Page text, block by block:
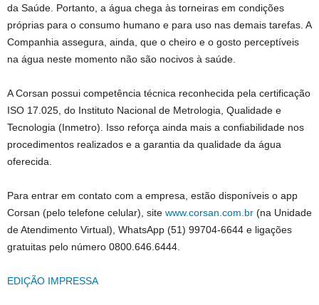
da Saúde. Portanto, a água chega às torneiras em condições
próprias para o consumo humano e para uso nas demais tarefas. A
Companhia assegura, ainda, que o cheiro e o gosto perceptíveis
na água neste momento não são nocivos à saúde.
A Corsan possui competência técnica reconhecida pela certificação
ISO 17.025, do Instituto Nacional de Metrologia, Qualidade e
Tecnologia (Inmetro). Isso reforça ainda mais a confiabilidade nos
procedimentos realizados e a garantia da qualidade da água
oferecida.
Para entrar em contato com a empresa, estão disponíveis o app
Corsan (pelo telefone celular), site www.corsan.com.br (na Unidade
de Atendimento Virtual), WhatsApp (51) 99704-6644 e ligações
gratuitas pelo número 0800.646.6444.
EDIÇÃO IMPRESSA